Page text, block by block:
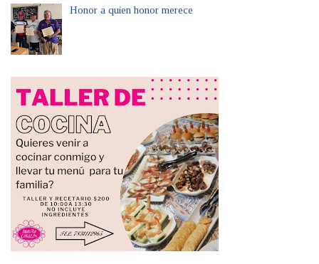
Honor a quien honor merece